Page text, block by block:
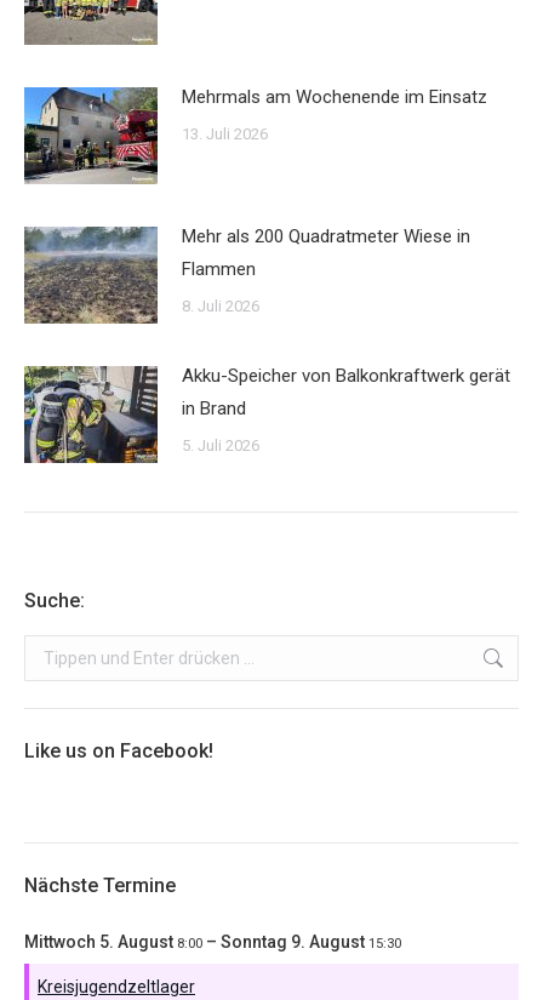
Mehrmals am Wochenende im Einsatz
13. Juli 2026
Mehr als 200 Quadratmeter Wiese in
Flammen
8. Juli 2026
Akku-Speicher von Balkonkraftwerk gerät
in Brand
5. Juli 2026
Suche:
Search:
Like us on Facebook!
Nächste Termine
Mittwoch 5. August 8:00 – Sonntag 9. August 15:30
Kreisjugendzeltlager